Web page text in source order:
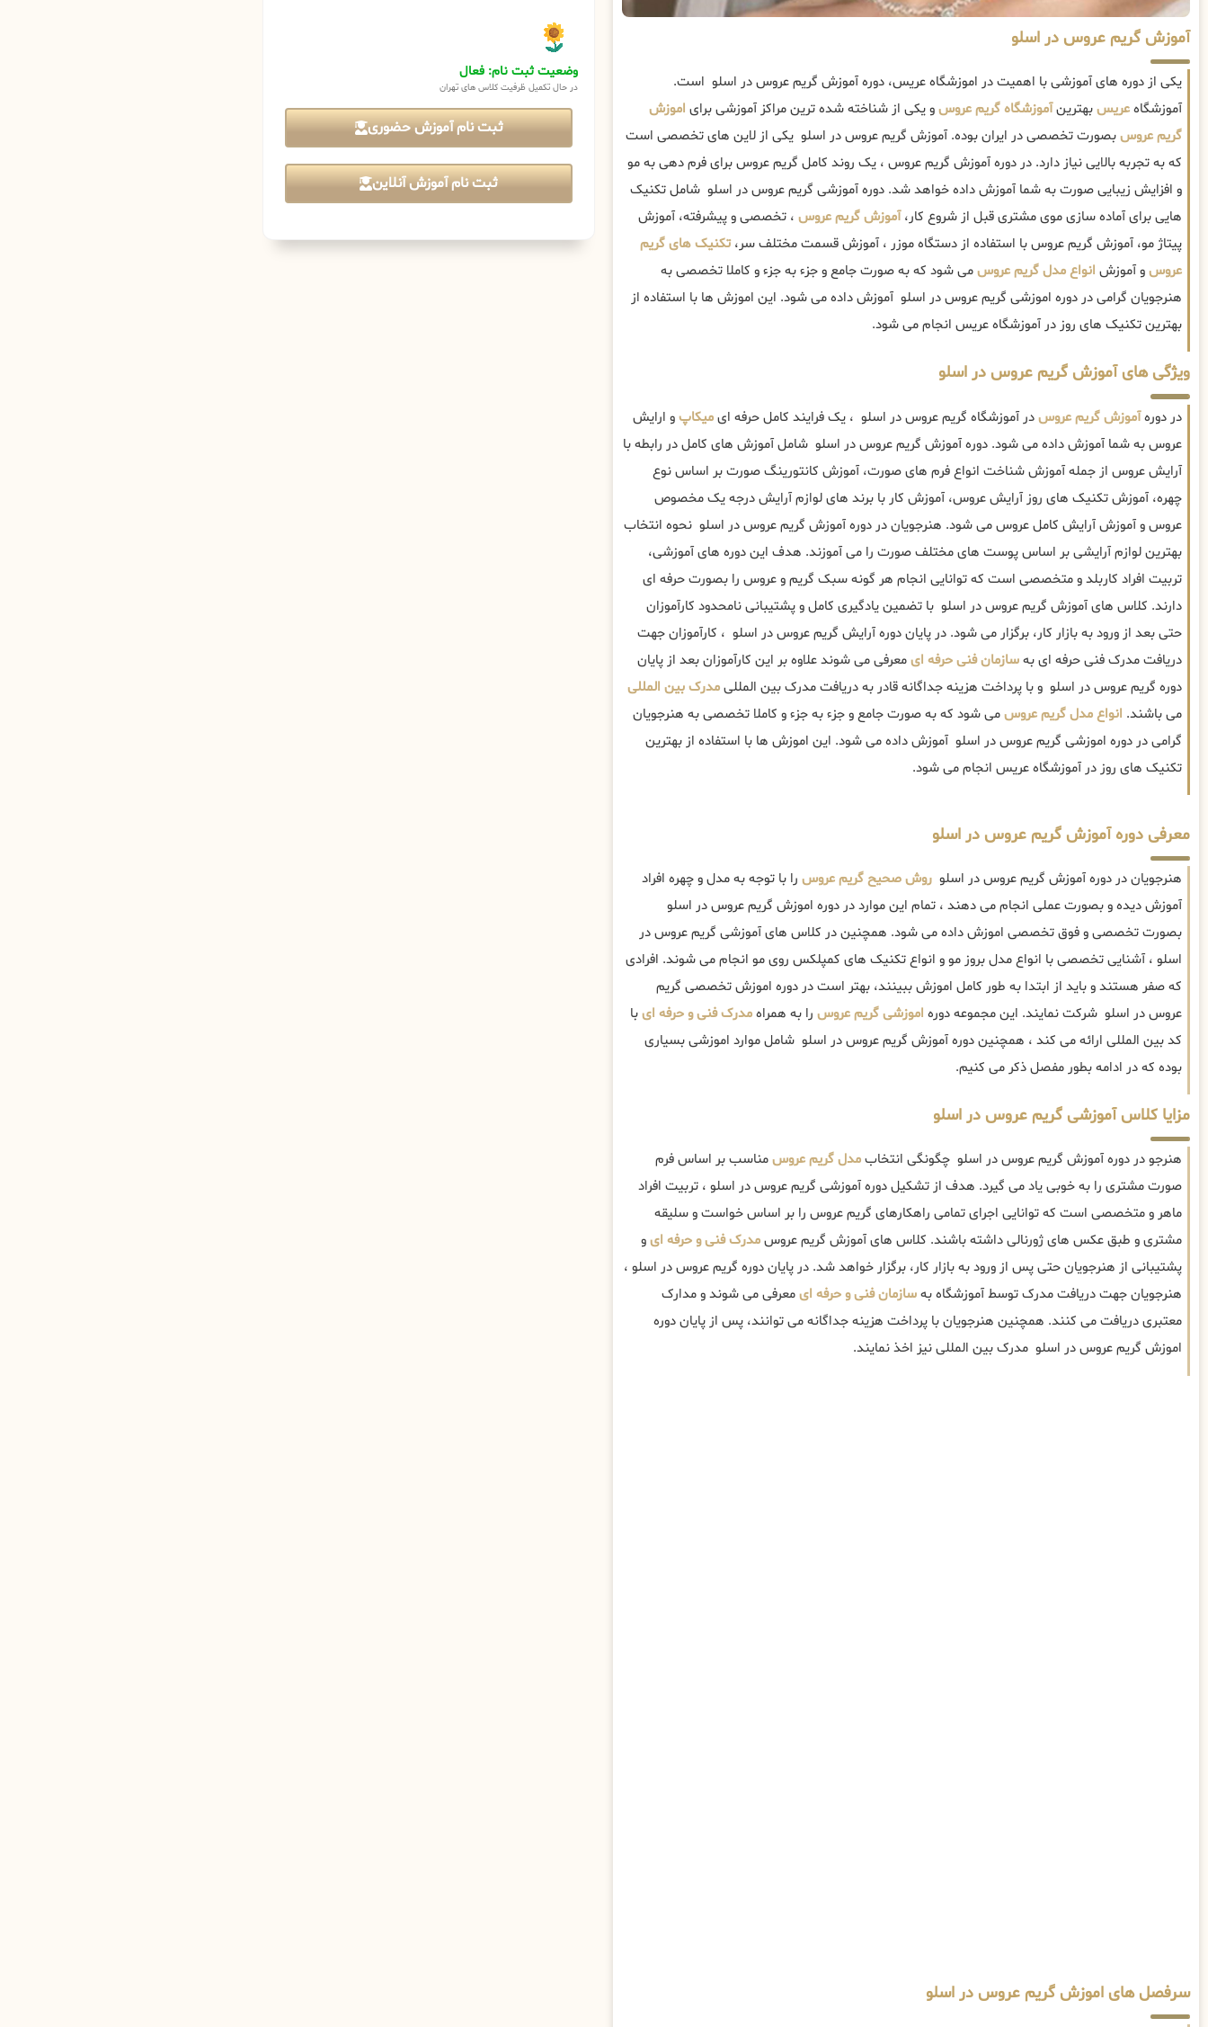
آموزش گریم عروس در اسلو
یکی از دوره های آموزشی با اهمیت در اموزشگاه عریس، دوره آموزش گریم عروس در اسلو است.
آموزشگاهعریسبهترینآموزشگاه گریم عروسو یکی از شناخته شده ترین مراکز آموزشی برای اموزش
گریم عروسبصورت تخصصی در ایران بوده. آموزش گریم عروس در اسلو یکی از لاین های تخصصی است
که به تجربه بالایی نیاز دارد. در دوره آموزش گریم عروس ، یک روند کامل گریم عروس برای فرم دهی به مو
و افزایش زیبایی صورت به شما آموزش داده خواهد شد. دوره آموزشی گریم عروس در اسلو شامل تکنیک
هایی برای آماده سازی موی مشتری قبل از شروع کار،آموزش گریم عروس ، تخصصی و پیشرفته، آموزش
پیتاژ مو، آموزش گریم عروس با استفاده از دستگاه موزر ، آموزش قسمت مختلف سر،تکنیک های گریم
عروسو آموزش انواع مدل گریم عروسمی شود که به صورت جامع و جزء به جزء و کاملا تخصصی به
هنرجویان گرامی در دوره اموزشی گریم عروس در اسلو آموزش داده می شود. این اموزش ها با استفاده از
بهترین تکنیک های روز در آموزشگاه عریس انجام می شود.
ویژگی های آموزش گریم عروس در اسلو
در دورهآموزش گریم عروسدر آموزشگاه گریم عروس در اسلو ، یک فرایند کامل حرفه ایمیکاپو ارایش
عروس به شما آموزش داده می شود. دوره آموزش گریم عروس در اسلو شامل آموزش های کامل در رابطه با
آرایش عروس از جمله آموزش شناخت انواع فرم های صورت، آموزش کانتورینگ صورت بر اساس نوع
چهره، آموزش تکنیک های روز آرایش عروس، آموزش کار با برند های لوازم آرایش درجه یک مخصوص
عروس و آموزش آرایش کامل عروس می شود. هنرجویان در دوره آموزش گریم عروس در اسلو نحوه انتخاب
بهترین لوازم آرایشی بر اساس پوست های مختلف صورت را می آموزند. هدف این دوره های آموزشی،
تربیت افراد کاربلد و متخصصی است که توانایی انجام هر گونه سبک گریم و عروس را بصورت حرفه ای
دارند. کلاس های آموزش گریم عروس در اسلو با تضمین یادگیری کامل و پشتیبانی نامحدود کارآموزان
حتی بعد از ورود به بازار کار، برگزار می شود. در پایان دوره آرایش گریم عروس در اسلو ، کارآموزان جهت
دریافت مدرک فنی حرفه ای بهسازمان فنی حرفه ایمعرفی می شوند علاوه بر این کارآموزان بعد از پایان
دوره گریم عروس در اسلو و با پرداخت هزینه جداگانه قادر به دریافت مدرک بین المللیمدرک بین المللی
می باشند. انواع مدل گریم عروسمی شود که به صورت جامع و جزء به جزء و کاملا تخصصی به هنرجویان
گرامی در دوره اموزشی گریم عروس در اسلو آموزش داده می شود. این اموزش ها با استفاده از بهترین
تکنیک های روز در آموزشگاه عریس انجام می شود.
معرفی دوره آموزش گریم عروس در اسلو
هنرجویان در دوره آموزش گریم عروس در اسلو روش صحیح گریم عروس را با توجه به مدل و چهره افراد
آموزش دیده و بصورت عملی انجام می دهند ، تمام این موارد در دوره اموزش گریم عروس در اسلو
بصورت تخصصی و فوق تخصصی اموزش داده می شود. همچنین در کلاس های آموزشی گریم عروس در
اسلو ، آشنایی تخصصی با انواع مدل بروز مو و انواع تکنیک های کمپلکس روی مو انجام می شوند. افرادی
که صفر هستند و باید از ابتدا به طور کامل اموزش ببینند، بهتر است در دوره اموزش تخصصی گریم
عروس در اسلو شرکت نمایند. این مجموعه دوره اموزشی گریم عروس را به همراهمدرک فنی و حرفه ایبا
کد بین المللی ارائه می کند ، همچنین دوره آموزش گریم عروس در اسلو شامل موارد اموزشی بسیاری
بوده که در ادامه بطور مفصل ذکر می کنیم.
مزایا کلاس آموزشی گریم عروس در اسلو
هنرجو در دوره آموزش گریم عروس در اسلو چگونگی انتخابمدل گریم عروسمناسب بر اساس فرم
صورت مشتری را به خوبی یاد می گیرد. هدف از تشکیل دوره آموزشی گریم عروس در اسلو ، تربیت افراد
ماهر و متخصصی است که توانایی اجرای تمامی راهکارهای گریم عروس را بر اساس خواست و سلیقه
مشتری و طبق عکس های ژورنالی داشته باشند. کلاس های آموزش گریم عروسمدرک فنی و حرفه ایو
پشتیبانی از هنرجویان حتی پس از ورود به بازار کار، برگزار خواهد شد. در پایان دوره گریم عروس در اسلو ،
هنرجویان جهت دریافت مدرک توسط آموزشگاه بهسازمان فنی و حرفه ایمعرفی می شوند و مدارک
معتبری دریافت می کنند. همچنین هنرجویان با پرداخت هزینه جداگانه می توانند، پس از پایان دوره
اموزش گریم عروس در اسلو مدرک بین المللی نیز اخذ نمایند.
سرفصل های اموزش گریم عروس در اسلو
وضعیت ثبت نام: فعال
در حال تکمیل ظرفیت کلاس های تهران
ثبت نام آموزش حضوری
ثبت نام آموزش آنلاین